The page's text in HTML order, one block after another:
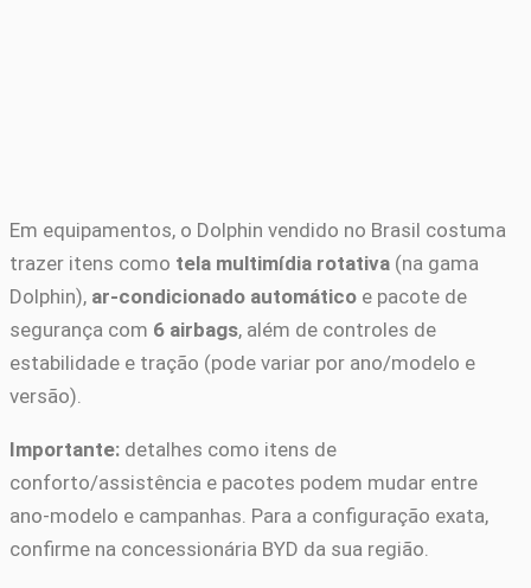
Em equipamentos, o Dolphin vendido no Brasil costuma
trazer itens como tela multimídia rotativa (na gama
Dolphin), ar-condicionado automático e pacote de
segurança com 6 airbags, além de controles de
estabilidade e tração (pode variar por ano/modelo e
versão).
Importante: detalhes como itens de
conforto/assistência e pacotes podem mudar entre
ano-modelo e campanhas. Para a configuração exata,
confirme na concessionária BYD da sua região.